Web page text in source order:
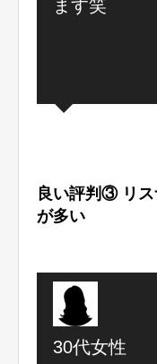
ます笑
良い評判③ リス
が多い
30代女性